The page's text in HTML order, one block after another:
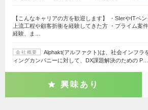
【こんなキャリアの方を歓迎します】 ・SIerやITベ
上流工程や顧客折衝を経験してきた方 ・プライム案
経験、ま…
会社概要
Alphakt(アルファクト)は、社会インフラ
ィングカンパニーに対して、DX課題解決のための P…
興味あり